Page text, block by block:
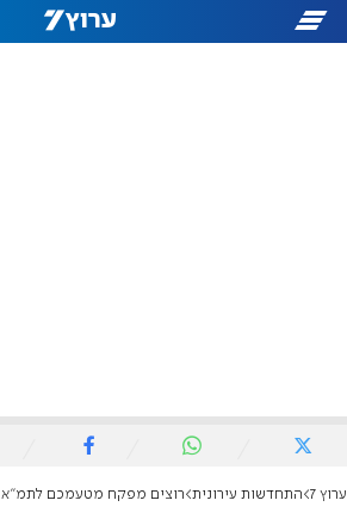
ערוץ 7 התחדשות עירונית רוצים מפקח מטעמכם לתמ"א 38?כמה טיפים